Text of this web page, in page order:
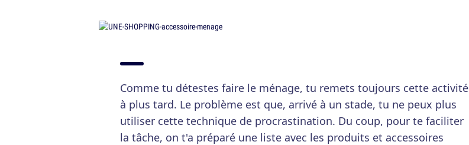
Comme tu détestes faire le ménage, tu remets toujours cette activité
à plus tard. Le problème est que, arrivé à un stade, tu ne peux plus
utiliser cette technique de procrastination. Du coup, pour te faciliter
la tâche, on t'a préparé une liste avec les produits et accessoires